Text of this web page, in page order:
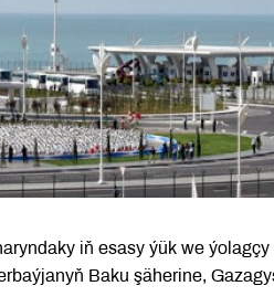
iň esasy ýük we
Baku şäherine,